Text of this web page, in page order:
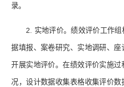
录。
2. 实地评价。绩效评价工作
据填报、案卷研究、实地调研、
开展实地评价。在绩效评价实施
况，设计数据收集表格收集评价